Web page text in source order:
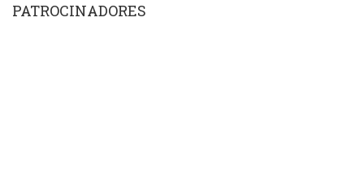
PATROCINADORES